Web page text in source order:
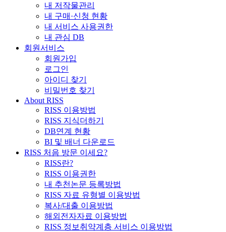
내 저작물관리
내 구매·신청 현황
내 서비스 사용권한
내 관심 DB
회원서비스
회원가입
로그인
아이디 찾기
비밀번호 찾기
About RISS
RISS 이용방법
RISS 지식더하기
DB연계 현황
BI 및 배너 다운로드
RISS 처음 방문 이세요?
RISS란?
RISS 이용권한
내 추천논문 등록방법
RISS 자료 유형별 이용방법
복사/대출 이용방법
해외전자자료 이용방법
RISS 정보취약계층 서비스 이용방법